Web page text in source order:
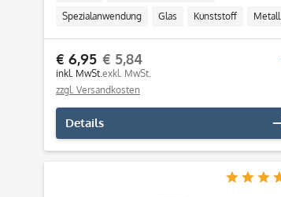
Spezialanwendung Glas Kunststoff Metall
€ 6,95
inkl. MwSt.
€ 5,84
exkl. MwSt.
zzgl. Versandkosten
Details